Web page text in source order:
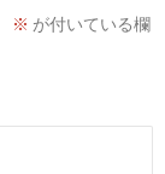
※ が付いている欄